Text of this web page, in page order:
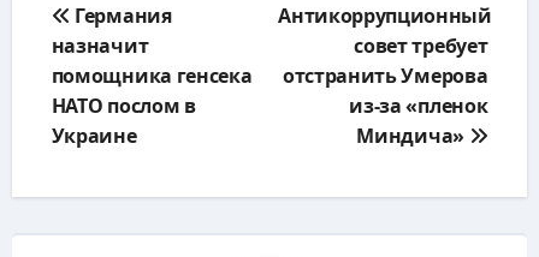
по
записям
Германия
назначит
помощника генсека
НАТО послом в
Украине
Антикоррупционный
совет требует
отстранить Умерова
из-за «пленок
Миндича»